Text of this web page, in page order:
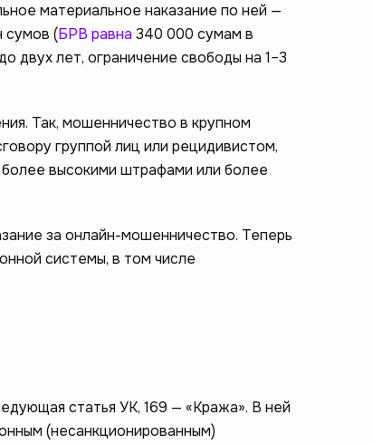
материальное наказание по ней —
сумов (БРВ равна 340 000 сумам в
двух лет, ограничение свободы на 1–3
Так, мошенничество в крупном
группой лиц или рецидивистом,
высокими штрафами или более
за онлайн-мошенничество. Теперь
системы, в том числе
статья УК, 169 — «Кража». В ней
(несанкционированным)